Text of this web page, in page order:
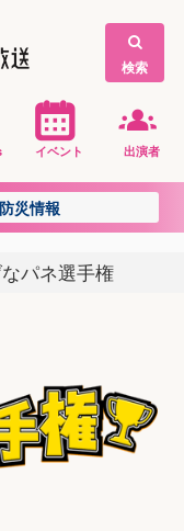
検索
イベント 出演者
災情報
パネ選手権